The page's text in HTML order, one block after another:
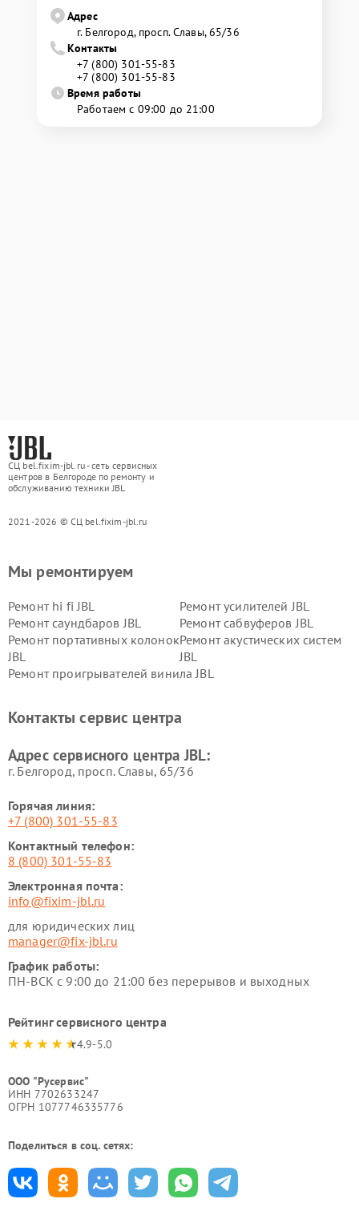
Адрес
г. Белгород, просп. Славы, 65/36
Контакты
+7 (800) 301-55-83
+7 (800) 301-55-83
Время работы
Работаем с 09:00 до 21:00
СЦ bel.fixim-jbl.ru - сеть сервисных
центров в Белгороде по ремонту и
обслуживанию техники JBL
2021-2026 © СЦ bel.fixim-jbl.ru
Мы ремонтируем
Ремонт hi fi JBL
Ремонт усилителей JBL
Ремонт саундбаров JBL
Ремонт сабвуферов JBL
Ремонт портативных колонок
JBL
Ремонт акустических систем
JBL
Ремонт проигрывателей винила JBL
Контакты сервис центра
Адрес сервисного центра JBL:
г. Белгород, просп. Славы, 65/36
Горячая линия:
+7 (800) 301-55-83
Контактный телефон:
8 (800) 301-55-83
Электронная почта:
info@fixim-jbl.ru
для юридических лиц
manager@fix-jbl.ru
График работы:
ПН-ВСК с 9:00 до 21:00 без перерывов и выходных
Рейтинг сервисного центра
4.9-5.0
ООО "Русервис"
ИНН 7702633247
ОГРН 1077746335776
Поделиться в соц. сетях: